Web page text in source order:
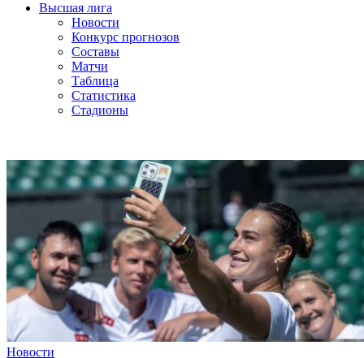
Высшая лига
Новости
Конкурс прогнозов
Составы
Матчи
Таблица
Статистика
Стадионы
Новости